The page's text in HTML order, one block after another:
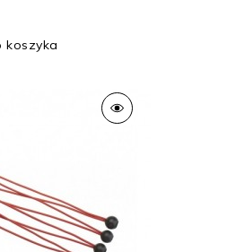
koszyka